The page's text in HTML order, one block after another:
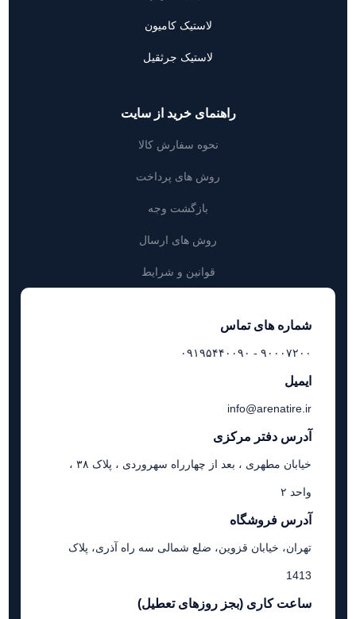
لاستیک کامیون
لاستیک جرثقیل
راهنمای خرید از سایت
نحوه سفارش کالا
روش های پرداخت
بازگشت وجه
روش های ارسال
قوانین و شرایط
شماره های تماس
۹۰۰۰۷۲۰۰ - ۰۹۱۹۵۴۴۰۰۹۰
ایمیل
info@arenatire.ir
آدرس دفتر مرکزی
خیابان مطهری ، بعد از چهارراه سهروردی ، پلاک ۳۸ ،
واحد ۲
آدرس فروشگاه
تهران، خیابان قزوین، ضلع شمالی سه راه آذری، پلاک
1413
ساعت کاری (بجز روزهای تعطیل)